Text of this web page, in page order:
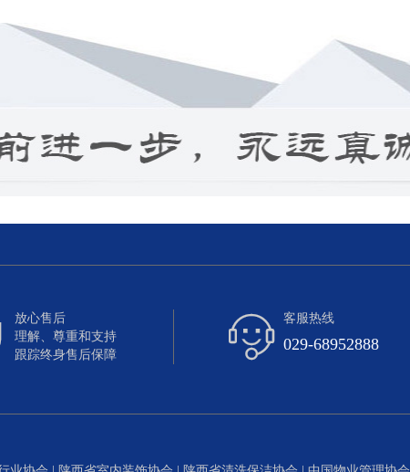
放心售后
理解、尊重和支持
跟踪终身售后保障
 客服热线
029-68952888